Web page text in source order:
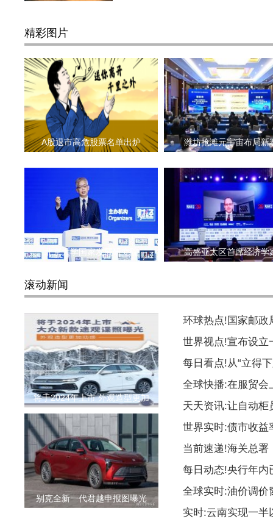
精彩图片
A股退市高危股票名单出炉 潍坊抢滩元宇宙布局新
北京大学国家发展研究院 高盛亚太区首席经济学
滚动新闻
将于2024年上市 外观造型更加
别克全新一代君越申报图曝光
环球热点!国家邮政
世界视点!宣布设立
每日看点!从“立得
全球快播:在服贸会
天天资讯:让自动柜
世界实时:债市收益
当前速递!海关总署
每日动态!央行年内
全球实时:油价调价
实时:云南实现一半